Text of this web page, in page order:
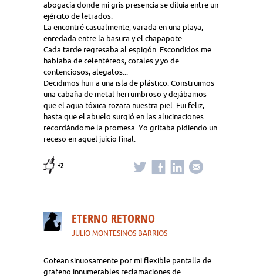
abogacía donde mi gris presencia se diluía entre un
ejército de letrados.
La encontré casualmente, varada en una playa,
enredada entre la basura y el chapapote.
Cada tarde regresaba al espigón. Escondidos me
hablaba de celentéreos, corales y yo de
contenciosos, alegatos...
Decidimos huir a una isla de plástico. Construimos
una cabaña de metal herrumbroso y dejábamos
que el agua tóxica rozara nuestra piel. Fui feliz,
hasta que el abuelo surgió en las alucinaciones
recordándome la promesa. Yo gritaba pidiendo un
receso en aquel juicio final.
+2
ETERNO RETORNO
JULIO MONTESINOS BARRIOS
Gotean sinuosamente por mi flexible pantalla de
grafeno innumerables reclamaciones de